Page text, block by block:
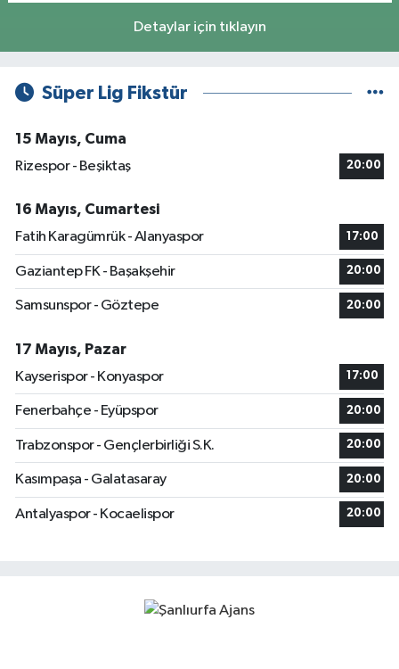
Detaylar için tıklayın
Süper Lig Fikstür
15 Mayıs, Cuma
Rizespor - Beşiktaş
20:00
16 Mayıs, Cumartesi
Fatih Karagümrük - Alanyaspor
17:00
Gaziantep FK - Başakşehir 20:00
Samsunspor - Göztepe 20:00
17 Mayıs, Pazar
Kayserispor - Konyaspor
17:00
Fenerbahçe - Eyüpspor 20:00
Trabzonspor - Gençlerbirliği S.K. 20:00
Kasımpaşa - Galatasaray 20:00
Antalyaspor - Kocaelispor 20:00